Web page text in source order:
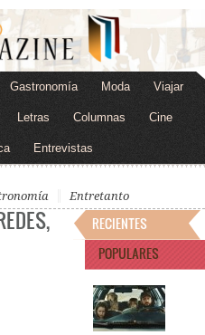
Gastronomía Moda Viajar
Letras Columnas Cine
Entrevistas
Entretanto
RECIENTES
POPULARES